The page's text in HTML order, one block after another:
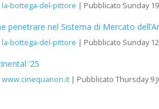
la-bottega-del-pittore Pubblicato Sunday 19
penetrare nel Sistema di Mercato
la-bottega-del-pittore Pubblicato Sunday 12
’25
www.cinequanon.it Pubblicato Thursday 9